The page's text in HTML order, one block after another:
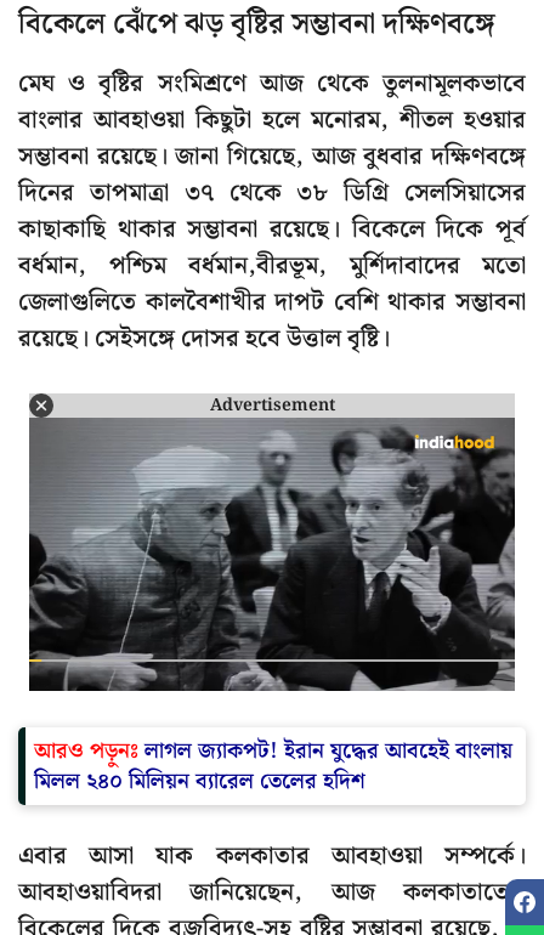
বিকেলে ঝেঁপে ঝড় বৃষ্টির সম্ভাবনা দক্ষিণবঙ্গে
মেঘ ও বৃষ্টির সংমিশ্রণে আজ থেকে তুলনামূলকভাবে
বাংলার আবহাওয়া কিছুটা হলে মনোরম, শীতল হওয়ার
সম্ভাবনা রয়েছে। জানা গিয়েছে, আজ বুধবার দক্ষিণবঙ্গে
দিনের তাপমাত্রা ৩৭ থেকে ৩৮ ডিগ্রি সেলসিয়াসের
কাছাকাছি থাকার সম্ভাবনা রয়েছে। বিকেলে দিকে পূর্ব
বর্ধমান, পশ্চিম বর্ধমান,বীরভূম, মুর্শিদাবাদের মতো
জেলাগুলিতে কালবৈশাখীর দাপট বেশি থাকার সম্ভাবনা
রয়েছে। সেইসঙ্গে দোসর হবে উত্তাল বৃষ্টি।
Advertisement
আরও পড়ুনঃলাগল জ্যাকপট! ইরান যুদ্ধের আবহেই বাংলায়
মিলল ২৪০ মিলিয়ন ব্যারেল তেলের হদিশ
এবার আসা যাক কলকাতার আবহাওয়া সম্পর্কে।
আবহাওয়াবিদরা জানিয়েছেন, আজ কলকাতাতেও